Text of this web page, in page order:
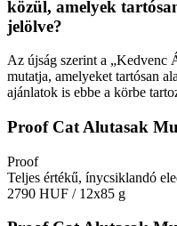
közül, amelyek
jelölve?
Az újság szerint a „Kedvenc
mutatja, amelyeket tartósan
ajánlatok is ebbe a körbe
Proof Cat Alutasak
Proof
Teljes értékű, ínycsiklandó
2790 HUF / 12x85 g